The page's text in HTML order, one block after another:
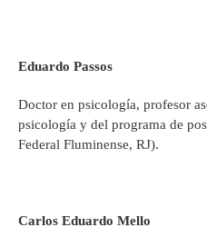
Eduardo Passos
Doctor en psicología, profesor
psicología y del programa de
Federal Fluminense, RJ).
Carlos Eduardo Mello